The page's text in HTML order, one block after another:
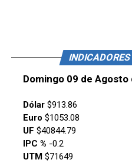
Domingo 09 de Agosto
Dólar$913.86
Euro $1053.08
UF $40844.79
IPC % -0.2
UTM $71649